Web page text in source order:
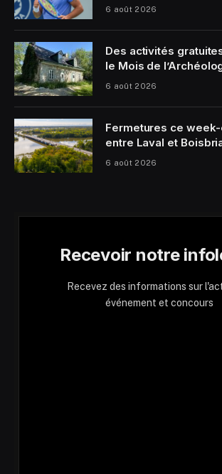
6 août 2026
Des activités
le Mois de
6 août 2026
Fermetures ce week-
entre Laval et
6 août 2026
Recevoir notre
Recevez des informations sur
événement et concours